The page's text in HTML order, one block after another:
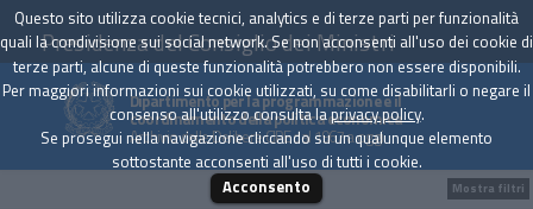
Presidenza del Consiglio dei Ministri
Dipartimento per la programmazione e il
coordinamento della politica economica
Archivio delle Delibere CIPE dal 1967 a oggi
Mostra filtri
Questo sito utilizza cookie tecnici, analytics e di terze parti per funzionalità
quali la condivisione sui social network. Se non acconsenti all'uso dei cookie di
terze parti, alcune di queste funzionalità potrebbero non essere disponibili.
Per maggiori informazioni sui cookie utilizzati, su come disabilitarli o negare il
consenso all'utilizzo consulta laprivacy policy.
Se prosegui nella navigazione cliccando su un qualunque elemento
sottostante acconsenti all'uso di tutti i cookie.
Acconsento